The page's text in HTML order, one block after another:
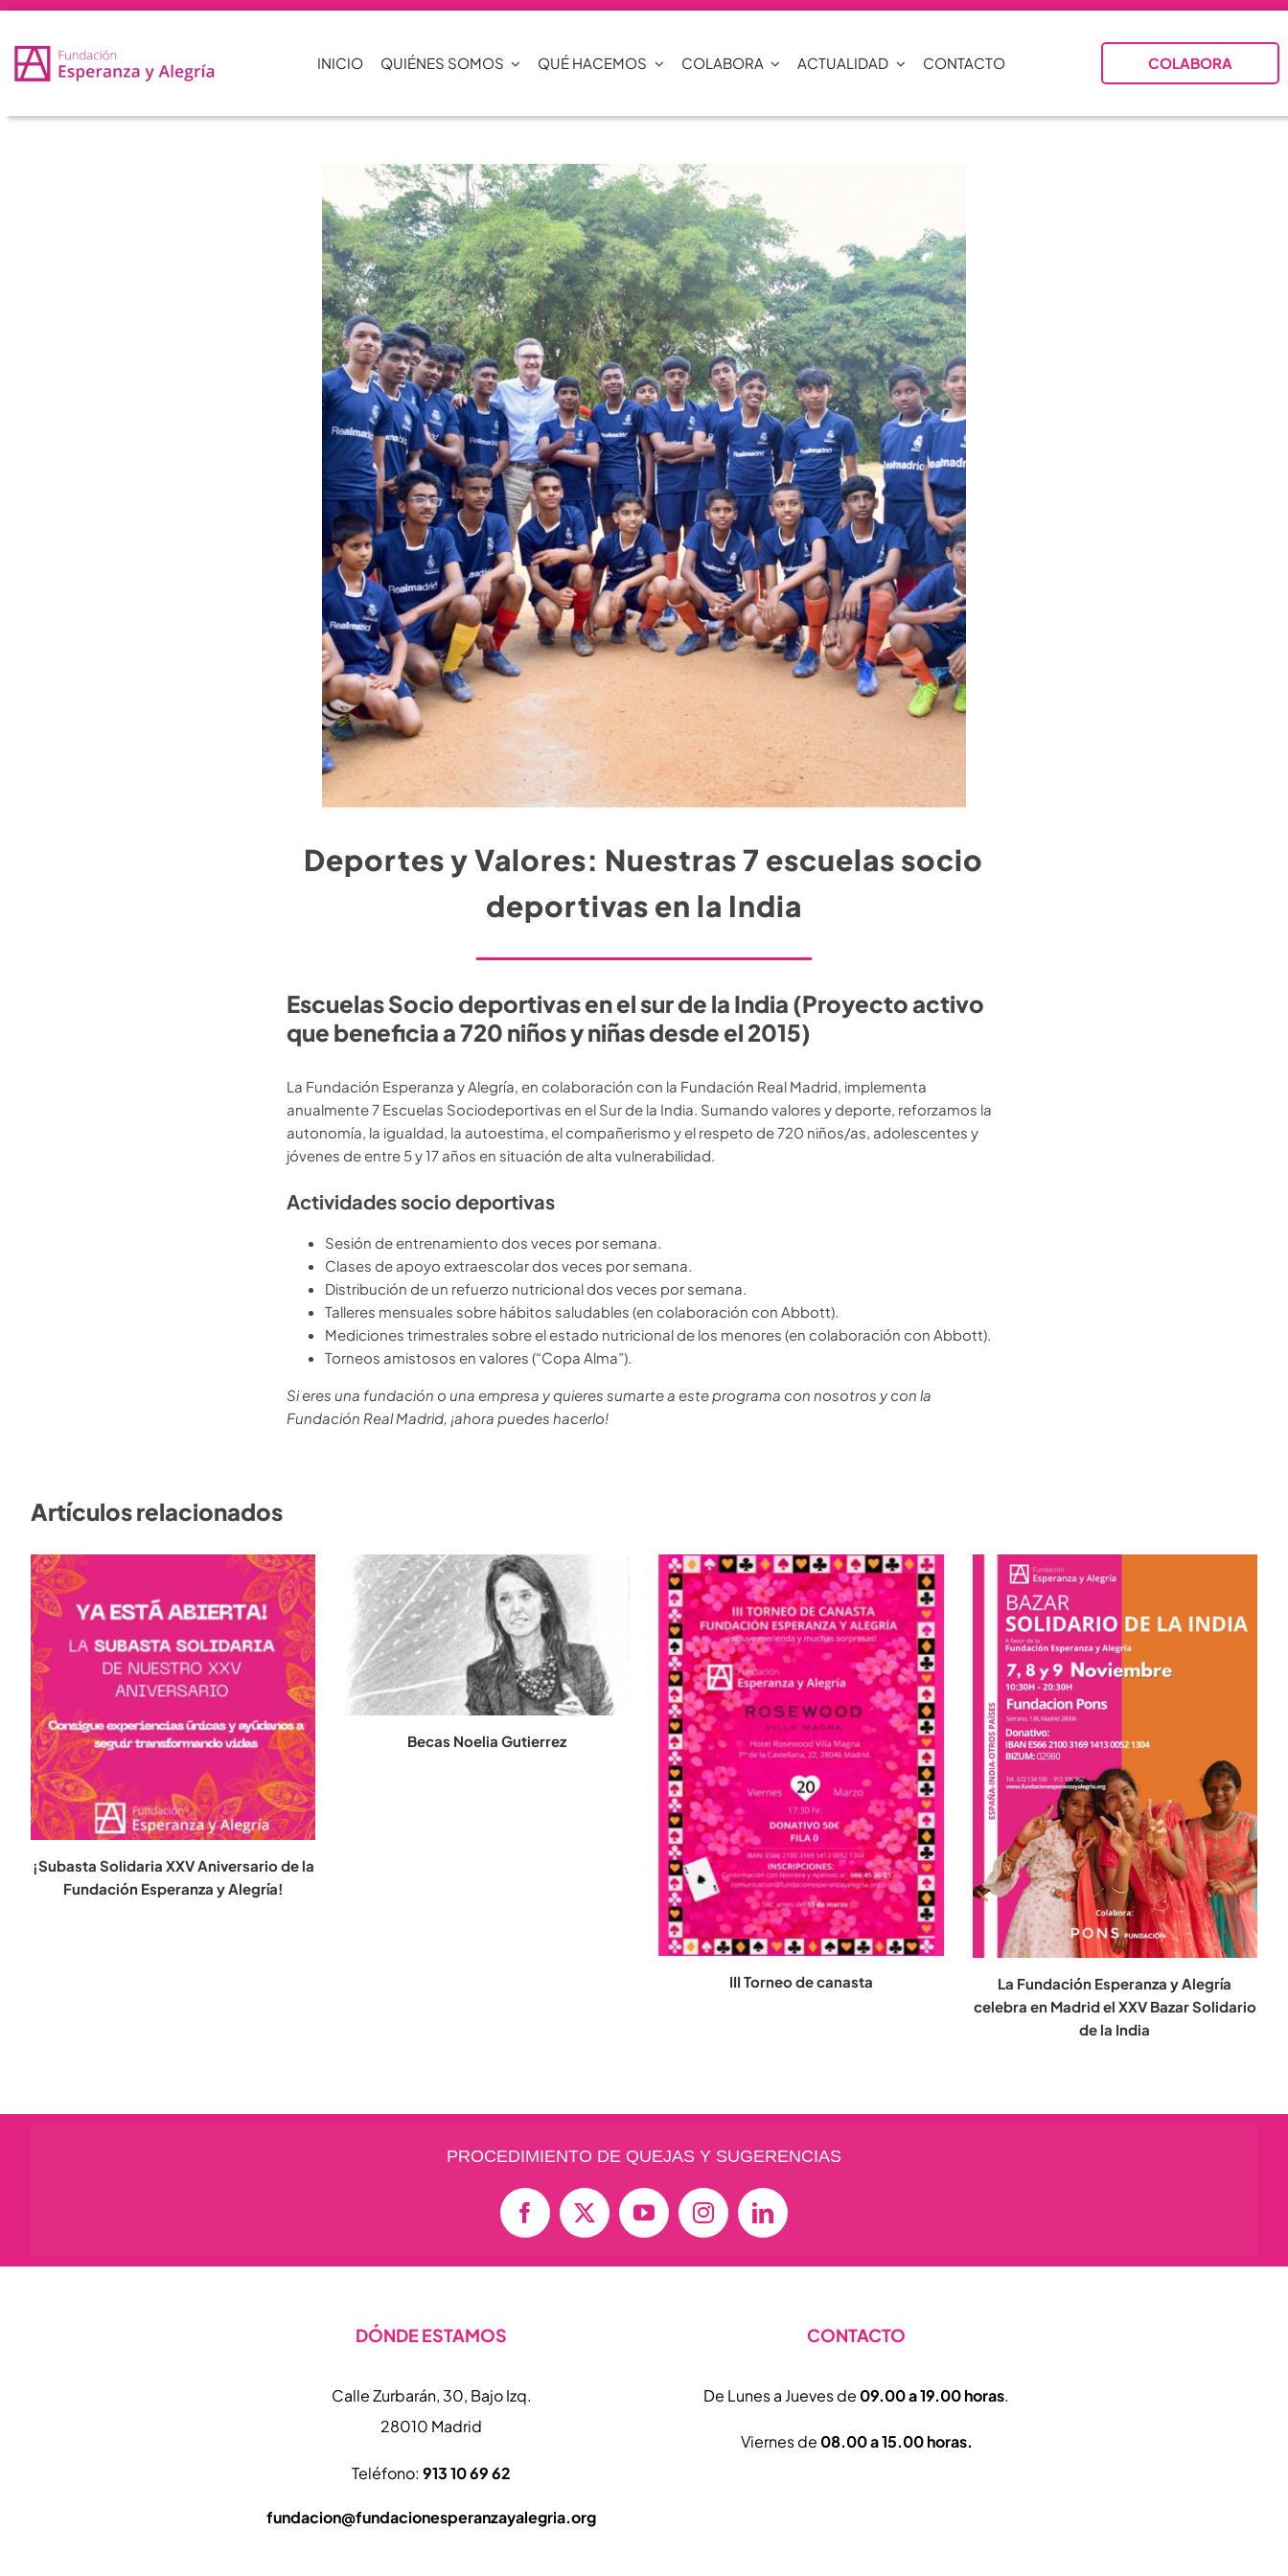
INICIO QUIÉNES SOMOS QUÉ HACEMOS COLABORA ACTUALIDAD CONTACTO COLABORA
Deportes y Valores: Nuestras 7 escuelas socio
deportivas en la India
Escuelas Socio deportivas en el sur de la India (Proyecto activo
que beneficia a 720 niños y niñas desde el 2015)
La Fundación Esperanza y Alegría, en colaboración con la Fundación Real Madrid, implementa
anualmente 7 Escuelas Sociodeportivas en el Sur de la India. Sumando valores y deporte, reforzamos la
autonomía, la igualdad, la autoestima, el compañerismo y el respeto de 720 niños/as, adolescentes y
jóvenes de entre 5 y 17 años en situación de alta vulnerabilidad.
Actividades socio deportivas
Sesión de entrenamiento dos veces por semana.
Clases de apoyo extraescolar dos veces por semana.
Distribución de un refuerzo nutricional dos veces por semana.
Talleres mensuales sobre hábitos saludables (en colaboración con Abbott).
Mediciones trimestrales sobre el estado nutricional de los menores (en colaboración con Abbott).
Torneos amistosos en valores (“Copa Alma”).
Si eres una fundación o una empresa y quieres sumarte a este programa con nosotros y con la
Fundación Real Madrid, ¡ahora puedes hacerlo!
Artículos relacionados
¡Subasta Solidaria XXV Aniversario de la
Fundación Esperanza y Alegría!
Becas Noelia Gutierrez
III Torneo de canasta
La Fundación Esperanza y Alegría
celebra en Madrid el XXV Bazar Solidario
de la India
PROCEDIMIENTO DE QUEJAS Y SUGERENCIAS
DÓNDE ESTAMOS
Calle Zurbarán, 30, Bajo Izq.
28010 Madrid
Teléfono:913 10 69 62
fundacion@fundacionesperanzayalegria.org
CONTACTO
De Lunes a Jueves de 09.00 a 19.00 horas.
Viernes de 08.00 a 15.00 horas.